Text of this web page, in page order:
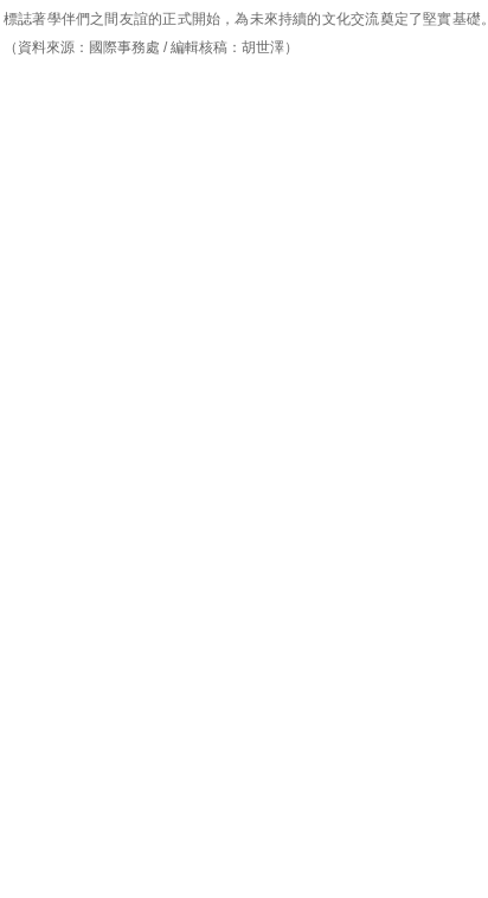
標誌著學伴們之間友誼的正式開始，為未來持續的文化交流奠定了堅實基礎。
（資料來源：國際事務處 / 編輯核稿：胡世澤）